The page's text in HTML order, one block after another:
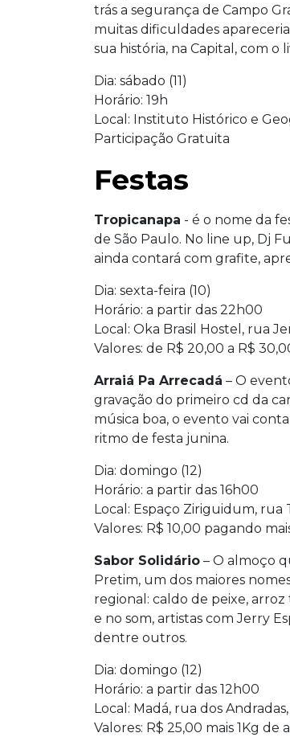
trás a segurança de Campo
muitas dificuldades
sua história, na Capital, com o
Dia: sábado (11)
Horário: 19h
Local: Instituto Histórico e
Participação Gratuita
Festas
Tropicanapa - é o nome da
de São Paulo. No line up, Dj
ainda contará com grafite,
Dia: sexta-feira (10)
Horário: a partir das 22h00
Local: Oka Brasil Hostel, rua
Valores: de R$ 20,00 a R$
Arraiá Pa Arrecadá – O
gravação do primeiro cd da
música boa, o evento vai
ritmo de festa junina.
Dia: domingo (12)
Horário: a partir das 16h00
Local: Espaço Ziriguidum, rua
Valores: R$ 10,00 pagando
Sabor Solidário – O almoço
Pretim, um dos maiores
regional: caldo de peixe,
e no som, artistas com Jerry
dentre outros.
Dia: domingo (12)
Horário: a partir das 12h00
Local: Madá, rua dos
Valores: R$ 25,00 mais 1Kg